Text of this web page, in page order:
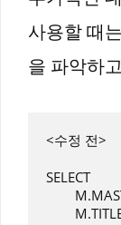
사용할 때
을 파악하
<수정 전>
SELECT